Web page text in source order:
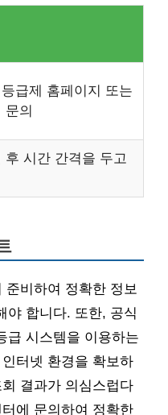
급제 홈페이지 또는
문의
후 시간 간격을 두고
준비하여 정확한 정보
야 합니다. 또한, 공식
급 시스템을 이용하는
터넷 환경을 확보하
결과가 의심스럽다
에 문의하여 정확한